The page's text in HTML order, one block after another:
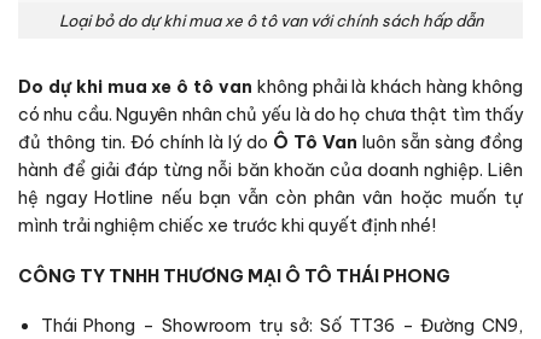
Loại bỏ do dự khi mua xe ô tô van với chính sách hấp dẫn
Do dự khi mua xe ô tô van không phải là khách hàng không
có nhu cầu. Nguyên nhân chủ yếu là do họ chưa thật tìm thấy
đủ thông tin. Đó chính là lý do Ô Tô Van luôn sẵn sàng đồng
hành để giải đáp từng nỗi băn khoăn của doanh nghiệp. Liên
hệ ngay Hotline nếu bạn vẫn còn phân vân hoặc muốn tự
mình trải nghiệm chiếc xe trước khi quyết định nhé!
CÔNG TY TNHH THƯƠNG MẠI Ô TÔ THÁI PHONG
Thái Phong – Showroom trụ sở: Số TT36 – Đường CN9,